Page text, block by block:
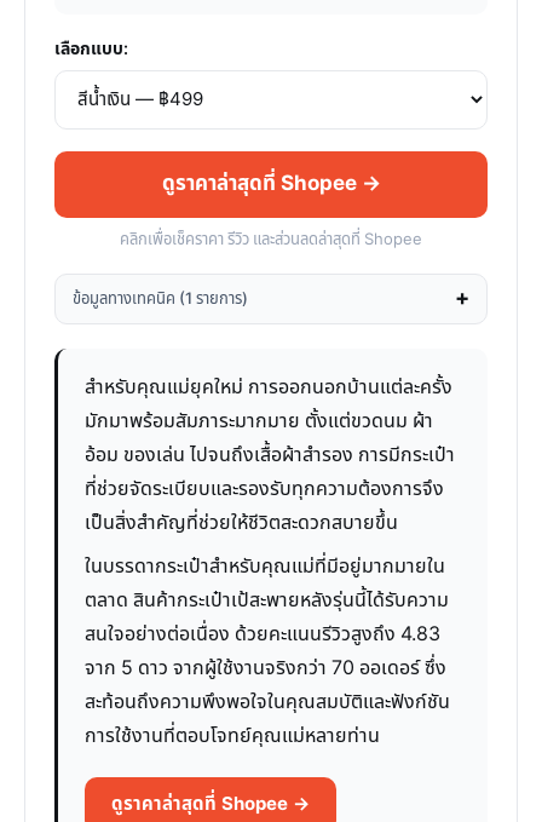
เลือกแบบ:
ดูราคาล่าสุดที่ Shopee →
คลิกเพื่อเช็คราคา รีวิว และส่วนลดล่าสุดที่ Shopee
ข้อมูลทางเทคนิค (1 รายการ)
สำหรับคุณแม่ยุคใหม่ การออกนอกบ้านแต่ละครั้ง
มักมาพร้อมสัมภาระมากมาย ตั้งแต่ขวดนม ผ้า
อ้อม ของเล่น ไปจนถึงเสื้อผ้าสำรอง การมีกระเป๋า
ที่ช่วยจัดระเบียบและรองรับทุกความต้องการจึง
เป็นสิ่งสำคัญที่ช่วยให้ชีวิตสะดวกสบายขึ้น
ในบรรดากระเป๋าสำหรับคุณแม่ที่มีอยู่มากมายใน
ตลาด สินค้ากระเป๋าเป้สะพายหลังรุ่นนี้ได้รับความ
สนใจอย่างต่อเนื่อง ด้วยคะแนนรีวิวสูงถึง 4.83
จาก 5 ดาว จากผู้ใช้งานจริงกว่า 70 ออเดอร์ ซึ่ง
สะท้อนถึงความพึงพอใจในคุณสมบัติและฟังก์ชัน
การใช้งานที่ตอบโจทย์คุณแม่หลายท่าน
ดูราคาล่าสุดที่ Shopee →